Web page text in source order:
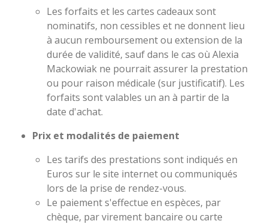
Les forfaits et les cartes cadeaux sont
nominatifs, non cessibles et ne donnent lieu
à aucun remboursement ou extension de la
durée de validité, sauf dans le cas où Alexia
Mackowiak ne pourrait assurer la prestation
ou pour raison médicale (sur justificatif). Les
forfaits sont valables un an à partir de la
date d'achat.
Prix et modalités de paiement
Les tarifs des prestations sont indiqués en
Euros sur le site internet ou communiqués
lors de la prise de rendez-vous.
Le paiement s'effectue en espèces, par
chèque, par virement bancaire ou carte